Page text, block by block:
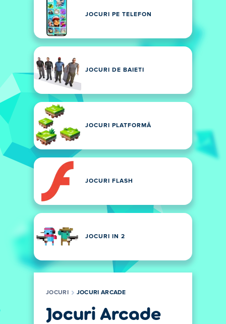
JOCURI PE TELEFON
JOCURI DE BAIETI
JOCURI PLATFORMĂ
JOCURI FLASH
JOCURI IN 2
JOCURI JOCURI ARCADE
Jocuri Arcade